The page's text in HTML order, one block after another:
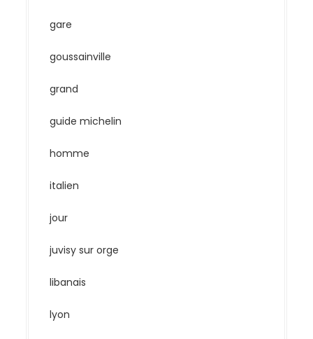
gare
goussainville
grand
guide michelin
homme
italien
jour
juvisy sur orge
libanais
lyon